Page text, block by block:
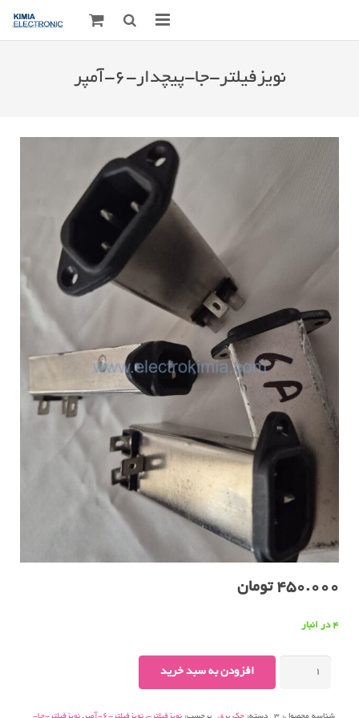
نویزفیلتر-جا-پیچدار-۶-آمپر
450.000 تومان
4 در انبار
افزودن به سبد خرید